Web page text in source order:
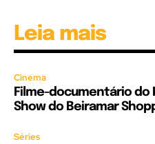
Leia mais
Cinema
Filme-documentário do
Show do Beiramar
Séries